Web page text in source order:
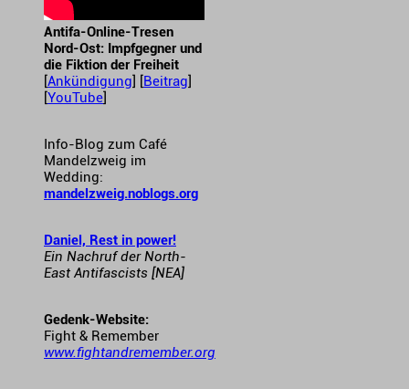
Antifa-Online-Tresen
Nord-Ost: Impfgegner und
die Fiktion der Freiheit
[Ankündigung] [Beitrag]
[YouTube]
Info-Blog zum Café
Mandelzweig im
Wedding:
mandelzweig.noblogs.org
Daniel, Rest in power!
Ein Nachruf der North-
East Antifascists [NEA]
Gedenk-Website:
Fight & Remember
www.fightandremember.org